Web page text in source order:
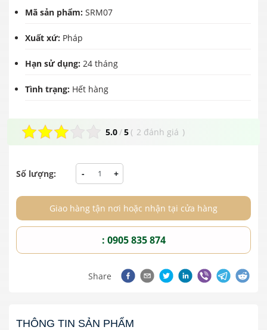
Mã sản phẩm: SRM07
Xuất xứ: Pháp
Hạn sử dụng: 24 tháng
Tình trạng: Hết hàng
5.0 /5( 2 đánh giá )
Số lượng: - +
Giao hàng tận nơi hoặc nhận tại cửa hàng
: 0905 835 874
Share
THÔNG TIN SẢN PHẨM